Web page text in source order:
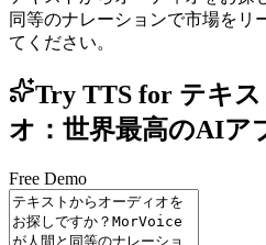
同等のナレーションで市場をリ
てください。
Try TTS for テキ
オ：世界最高のAIア
Free Demo